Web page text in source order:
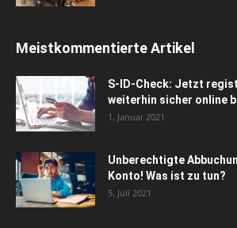
Meistkommentierte Artikel
S-ID-Check: Jetzt
weiterhin sicher online
1. Januar 2021
Unberechtigte
Konto! Was ist zu tun?
5. Juli 2021